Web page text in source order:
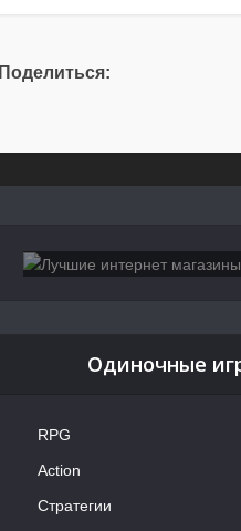
Поделиться:
Одиночные
RPG
Action
Стратегии